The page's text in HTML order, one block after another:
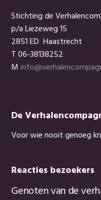
Stichting de
p/a Liezeweg 15
2851 ED Haastrecht
T 06-38138252
M
De
Voor wie nooit genoeg
Reacties bezoekers
Genoten van de